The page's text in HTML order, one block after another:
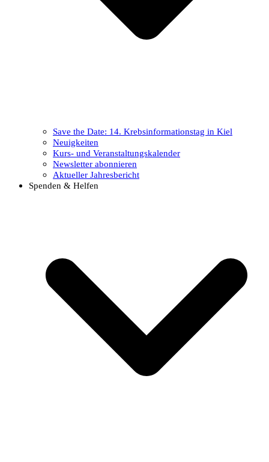
Save the Date: 14. Krebsinformationstag in Kiel
Neuigkeiten
Kurs- und Veranstaltungskalender
Newsletter abonnieren
Aktueller Jahresbericht
Spenden & Helfen